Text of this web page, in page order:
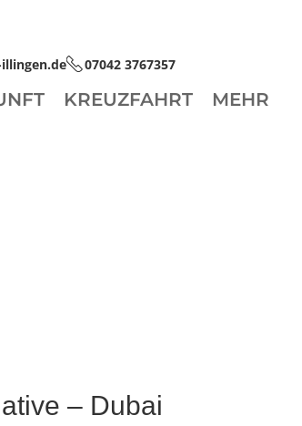
07042 3767357
KREUZFAHRT
MEHR
– Dubai